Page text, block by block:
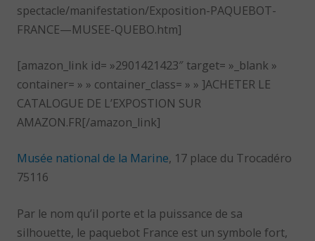
spectacle/manifestation/Exposition-PAQUEBOT-
FRANCE—MUSEE-QUEBO.htm]
[amazon_link id= »2901421423″ target= »_blank »
container= » » container_class= » » ]ACHETER LE
CATALOGUE DE L’EXPOSTION SUR
AMAZON.FR[/amazon_link]
Musée national de la Marine, 17 place du Trocadéro
75116
Par le nom qu’il porte et la puissance de sa
silhouette, le paquebot France est un symbole fort,